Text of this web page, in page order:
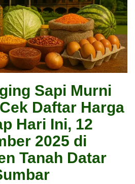
Sapi Murni
Daftar Harga
Hari Ini, 12
2025 di
Tanah Datar